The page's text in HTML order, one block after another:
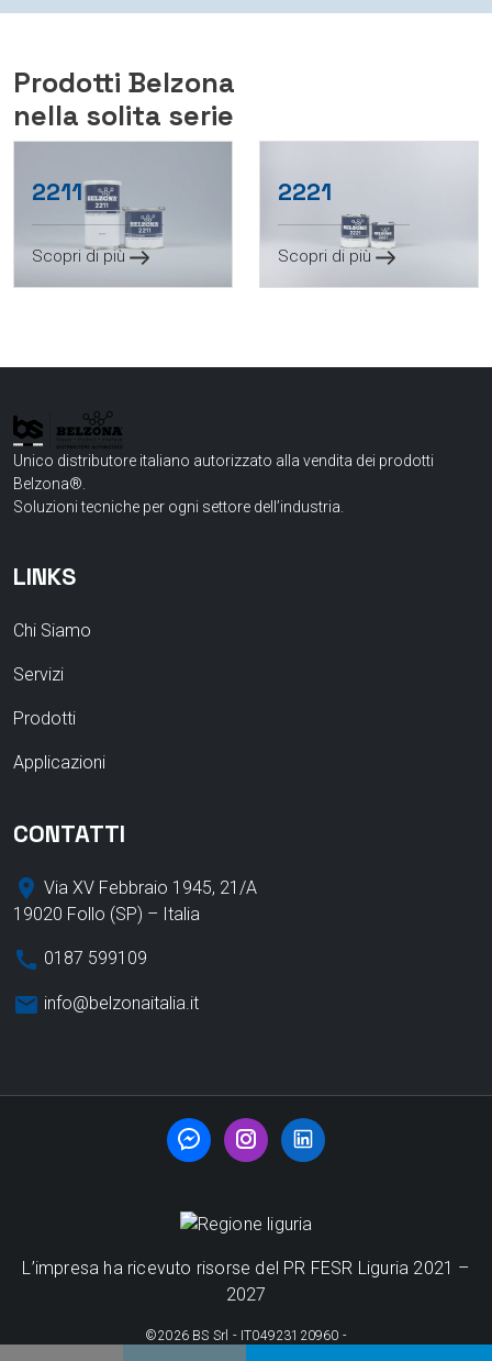
Prodotti Belzona
nella solita serie
2211
Scopri di più
2221
Scopri di più
Unico distributore italiano autorizzato alla vendita dei prodotti
Belzona®.
Soluzioni tecniche per ogni settore dell’industria.
LINKS
Chi Siamo
Servizi
Prodotti
Applicazioni
CONTATTI
place Via XV Febbraio 1945, 21/A
19020 Follo (SP) – Italia
call 0187 599109​
email info@belzonaitalia.it
L’impresa ha ricevuto risorse del PR FESR Liguria 2021 –
2027
©2026 BS Srl - IT04923120960​ -